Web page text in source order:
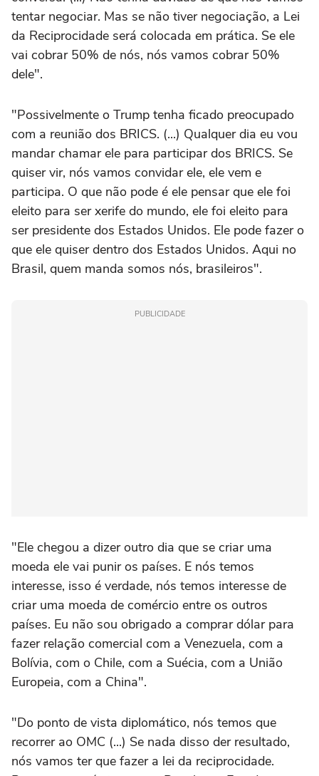
tentar negociar. Mas se não tiver negociação, a Lei
da Reciprocidade será colocada em prática. Se ele
vai cobrar 50% de nós, nós vamos cobrar 50%
dele".
"Possivelmente o Trump tenha ficado preocupado
com a reunião dos BRICS. (...) Qualquer dia eu vou
mandar chamar ele para participar dos BRICS. Se
quiser vir, nós vamos convidar ele, ele vem e
participa. O que não pode é ele pensar que ele foi
eleito para ser xerife do mundo, ele foi eleito para
ser presidente dos Estados Unidos. Ele pode fazer o
que ele quiser dentro dos Estados Unidos. Aqui no
Brasil, quem manda somos nós, brasileiros".
PUBLICIDADE
"Ele chegou a dizer outro dia que se criar uma
moeda ele vai punir os países. E nós temos
interesse, isso é verdade, nós temos interesse de
criar uma moeda de comércio entre os outros
países. Eu não sou obrigado a comprar dólar para
fazer relação comercial com a Venezuela, com a
Bolívia, com o Chile, com a Suécia, com a União
Europeia, com a China".
"Do ponto de vista diplomático, nós temos que
recorrer ao OMC (...) Se nada disso der resultado,
nós vamos ter que fazer a lei da reciprocidade.